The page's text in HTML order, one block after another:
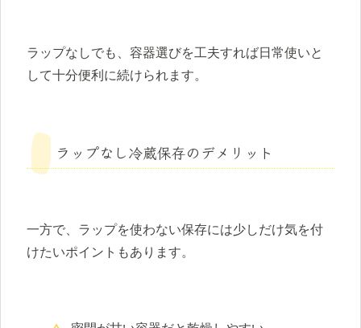
ラップなしでも、容器選びを工夫すれば日常使いと
して十分便利に続けられます。
ラップなし冷蔵保存のデメリット
一方で、ラップを使わない保存には少しだけ気を付
けたいポイントもあります。